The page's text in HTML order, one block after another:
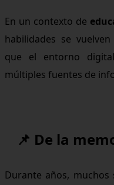
En un contexto de
habilidades se
que el entorno
múltiples fuentes de
📌 De la
Durante años,